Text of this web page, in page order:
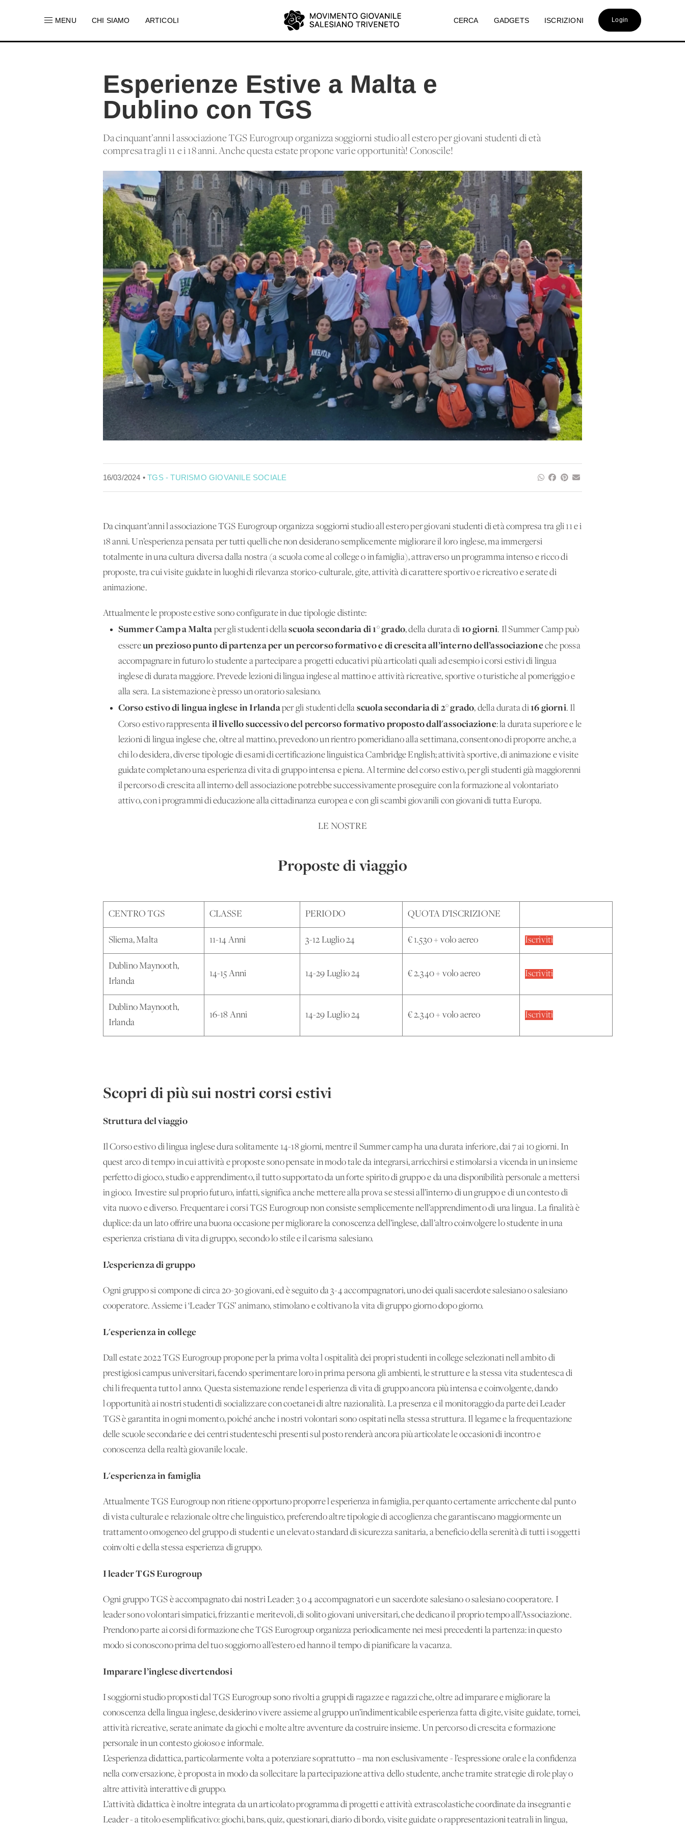
MENU CHI SIAMO ARTICOLI CERCA GADGETS ISCRIZIONI Login
Esperienze Estive a Malta e
Dublino con TGS
Da cinquant’anni l'associazione TGS Eurogroup organizza soggiorni studio all'estero per giovani studenti di età
compresa tra gli 11 e i 18 anni. Anche questa estate propone varie opportunità! Conoscile!
16/03/2024 •TGS - TURISMO GIOVANILE SOCIALE
Da cinquant’anni l'associazione TGS Eurogroup organizza soggiorni studio all'estero per giovani studenti di età compresa tra gli 11 e i
18 anni. Un’esperienza pensata per tutti quelli che non desiderano semplicemente migliorare il loro inglese, ma immergersi
totalmente in una cultura diversa dalla nostra (a scuola come al college o in famiglia), attraverso un programma intenso e ricco di
proposte, tra cui visite guidate in luoghi di rilevanza storico-culturale, gite, attività di carattere sportivo e ricreativo e serate di
animazione.
Attualmente le proposte estive sono configurate in due tipologie distinte:
Summer Camp a Malta per gli studenti dellascuola secondaria di 1° grado, della durata di 10 giorni. Il Summer Camp può
essereun prezioso punto di partenza per un percorso formativo e di crescita all’interno dell’associazioneche possa
accompagnare in futuro lo studente a partecipare a progetti educativi più articolati quali ad esempio i corsi estivi di lingua
inglese di durata maggiore. Prevede lezioni di lingua inglese al mattino e attività ricreative, sportive o turistiche al pomeriggio e
alla sera. La sistemazione è presso un oratorio salesiano.
Corso estivo di lingua inglese in Irlandaper gli studenti della scuola secondaria di 2° grado, della durata di16 giorni. Il
Corso estivo rappresenta il livello successivo del percorso formativo proposto dall'associazione: la durata superiore e le
lezioni di lingua inglese che, oltre al mattino, prevedono un rientro pomeridiano alla settimana, consentono di proporre anche, a
chi lo desidera, diverse tipologie di esami di certificazione linguistica Cambridge English; attività sportive, di animazione e visite
guidate completano una esperienza di vita di gruppo intensa e piena. Al termine del corso estivo, per gli studenti già maggiorenni
il percorso di crescita all'interno dell'associazione potrebbe successivamente proseguire con la formazione al volontariato
attivo, con i programmi di educazione alla cittadinanza europea e con gli scambi giovanili con giovani di tutta Europa.
LE NOSTRE
Proposte di viaggio
CENTRO TGS CLASSE PERIODO QUOTA D’ISCRIZIONE
Sliema, Malta 11-14 Anni 3-12 Luglio 24 € 1.530 + volo aereo Iscriviti
Dublino Maynooth,
Irlanda
14-15 Anni 14-29 Luglio 24 € 2.340 + volo aereo Iscriviti
Dublino Maynooth,
Irlanda
16-18 Anni 14-29 Luglio 24 € 2.340 + volo aereo Iscriviti
Scopri di più sui nostri corsi estivi
Struttura del viaggio
Il Corso estivo di lingua inglese dura solitamente 14-18 giorni, mentre il Summer camp ha una durata inferiore, dai 7 ai 10 giorni. In
quest'arco di tempo in cui attività e proposte sono pensate in modo tale da integrarsi, arricchirsi e stimolarsi a vicenda in un insieme
perfetto di gioco, studio e apprendimento, il tutto supportato da un forte spirito di gruppo e da una disponibilità personale a mettersi
in gioco. Investire sul proprio futuro, infatti, significa anche mettere alla prova se stessi all’interno di un gruppo e di un contesto di
vita nuovo e diverso. Frequentare i corsi TGS Eurogroup non consiste semplicemente nell’apprendimento di una lingua. La finalità è
duplice: da un lato offrire una buona occasione per migliorare la conoscenza dell’inglese, dall’altro coinvolgere lo studente in una
esperienza cristiana di vita di gruppo, secondo lo stile e il carisma salesiano.
L’esperienza di gruppo
Ogni gruppo si compone di circa 20-30 giovani, ed è seguito da 3-4 accompagnatori, uno dei quali sacerdote salesiano o salesiano
cooperatore. Assieme i ‘Leader TGS’ animano, stimolano e coltivano la vita di gruppo giorno dopo giorno.
L'esperienza in college
Dall'estate 2022 TGS Eurogroup propone per la prima volta l'ospitalità dei propri studenti in college selezionati nell'ambito di
prestigiosi campus universitari, facendo sperimentare loro in prima persona gli ambienti, le strutture e la stessa vita studentesca di
chi li frequenta tutto l'anno. Questa sistemazione rende l'esperienza di vita di gruppo ancora più intensa e coinvolgente, dando
l'opportunità ai nostri studenti di socializzare con coetanei di altre nazionalità. La presenza e il monitoraggio da parte dei Leader
TGS è garantita in ogni momento, poiché anche i nostri volontari sono ospitati nella stessa struttura. Il legame e la frequentazione
delle scuole secondarie e dei centri studenteschi presenti sul posto renderà ancora più articolate le occasioni di incontro e
conoscenza della realtà giovanile locale.
L'esperienza in famiglia
Attualmente TGS Eurogroup non ritiene opportuno proporre l'esperienza in famiglia, per quanto certamente arricchente dal punto
di vista culturale e relazionale oltre che linguistico, preferendo altre tipologie di accoglienza che garantiscano maggiormente un
trattamento omogeneo del gruppo di studenti e un elevato standard di sicurezza sanitaria, a beneficio della serenità di tutti i soggetti
coinvolti e della stessa esperienza di gruppo.
I leader TGS Eurogroup
Ogni gruppo TGS è accompagnato dai nostri Leader: 3 o 4 accompagnatori e un sacerdote salesiano o salesiano cooperatore. I
leader sono volontari simpatici, frizzanti e meritevoli, di solito giovani universitari, che dedicano il proprio tempo all’Associazione.
Prendono parte ai corsi di formazione che TGS Eurogroup organizza periodicamente nei mesi precedenti la partenza: in questo
modo si conoscono prima del tuo soggiorno all’estero ed hanno il tempo di pianificare la vacanza.
Imparare l’inglese divertendosi
I soggiorni studio proposti dal TGS Eurogroup sono rivolti a gruppi di ragazze e ragazzi che, oltre ad imparare e migliorare la
conoscenza della lingua inglese, desiderino vivere assieme al gruppo un’indimenticabile esperienza fatta di gite, visite guidate, tornei,
attività ricreative, serate animate da giochi e molte altre avventure da costruire insieme. Un percorso di crescita e formazione
personale in un contesto gioioso e informale.
L’esperienza didattica, particolarmente volta a potenziare soprattutto – ma non esclusivamente - l’espressione orale e la confidenza
nella conversazione, è proposta in modo da sollecitare la partecipazione attiva dello studente, anche tramite strategie di role play o
altre attività interattive di gruppo.
L’attività didattica è inoltre integrata da un articolato programma di progetti e attività extrascolastiche coordinate da insegnanti e
Leader - a titolo esemplificativo: giochi, bans, quiz, questionari, diario di bordo, visite guidate o rappresentazioni teatrali in lingua,